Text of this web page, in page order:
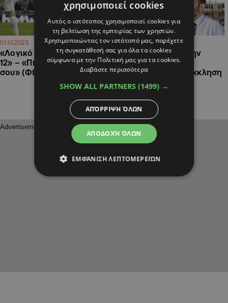
01.10.2023 10:10
«Λογικό όταν παίζεις με
12» – «Πήγαινε κλάψε σπίτι
σου» (ΦΩΤΟ)
24.05.2023 11:47
Δεν θα παρέμβει στην
κόντρα Ελεγκτή-
Εισαγγελέα ο ΠτΔ, έκκληση
να ηρεμήσουν
χρησιμοποιεί cookies
Αυτός ο ιστότοπος χρησιμοποιεί cookies για
τη βελτίωση της εμπειρίας των χρηστών.
Χρησιμοποιώντας τον ιστότοπό μας, παρέχετε
τη συγκατάθεσή σας για όλα τα cookies
σύμφωνα με την Πολιτική μας για τα cookies.
Διαβάστε περισσότερα
SHOW ALL PARTNERS (1499) →
ΑΠΟΔΟΧΉ ΌΛΩΝ
ΑΠΌΡΡΙΨΗ ΌΛΩΝ
ΕΜΦΆΝΙΣΗ ΛΕΠΤΟΜΕΡΕΙΏΝ